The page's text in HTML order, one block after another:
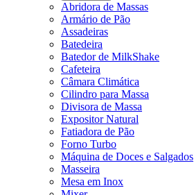
Abridora de Massas
Armário de Pão
Assadeiras
Batedeira
Batedor de MilkShake
Cafeteira
Câmara Climática
Cilindro para Massa
Divisora de Massa
Expositor Natural
Fatiadora de Pão
Forno Turbo
Máquina de Doces e Salgados
Masseira
Mesa em Inox